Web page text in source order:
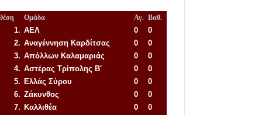
Ομάδα Αγ. Βαθ.
1. ΑΕΛ 0
0
2. Αναγέννηση Καρδίτσας 0
0
3. Απόλλων Καλαμαριάς 0
0
4. Αστέρας Τρίπολης Β' 0
0
5. Ελλάς Σύρου 0
0
6. Ζάκυνθος 0
0
7. Καλλιθέα 0
0